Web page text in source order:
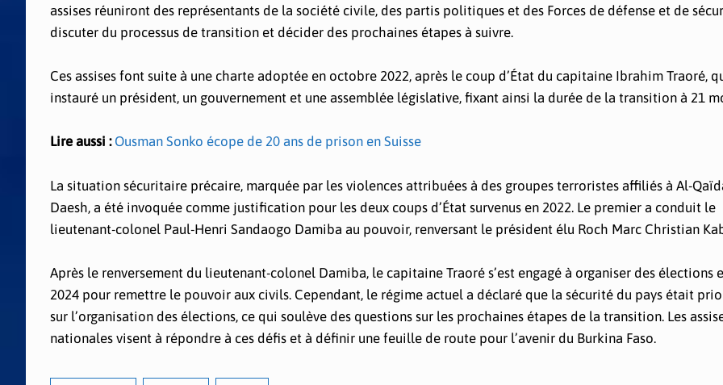
assises réuniront des représentants de la société civile, des partis politiques et des Forces de défense et de
discuter du processus de transition et décider des prochaines étapes à suivre.
Ces assises font suite à une charte adoptée en octobre 2022, après le coup d’État du capitaine Ibrahim Traoré,
instauré un président, un gouvernement et une assemblée législative, fixant ainsi la durée de la transition à 21
Lire aussi : Ousman Sonko écope de 20 ans de prison en Suisse
La situation sécuritaire précaire, marquée par les violences attribuées à des groupes terroristes affiliés à Al-
Daesh, a été invoquée comme justification pour les deux coups d’État survenus en 2022. Le premier a conduit le
lieutenant-colonel Paul-Henri Sandaogo Damiba au pouvoir, renversant le président élu Roch Marc Christian
Après le renversement du lieutenant-colonel Damiba, le capitaine Traoré s’est engagé à organiser des élections
2024 pour remettre le pouvoir aux civils. Cependant, le régime actuel a déclaré que la sécurité du pays était
sur l’organisation des élections, ce qui soulève des questions sur les prochaines étapes de la transition. Les
nationales visent à répondre à ces défis et à définir une feuille de route pour l’avenir du Burkina Faso.